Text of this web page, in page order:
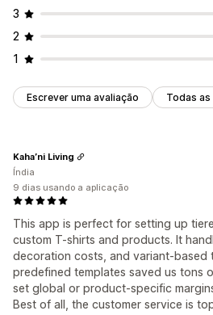
3
2
1
Escrever uma avaliação Todas
This app is perfect for setting up
custom T-shirts and products. It
decoration costs, and variant-based
predefined templates saved us tons
set global or product-specific
Best of all, the customer service is
Kaha’ni Living
Índia
9 dias usando a aplicação